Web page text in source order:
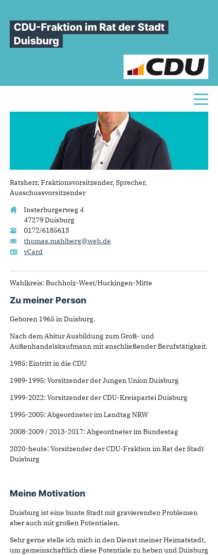
CDU-Fraktion im Rat der Stadt
Duisburg
Sie sind hier
ThomasMahlberg
Ratsherr, Fraktionsvorsitzender, Sprecher,
Ausschussvorsitzender
Insterburgerweg 4
47279 Duisburg
0172/6185613
thomas.mahlberg@web.de
vCard
Wahlkreis: Buchholz-West/Huckingen-Mitte
Zu meiner Person
Geboren 1965 in Duisburg.
Nach dem Abitur Ausbildung zum Groß- und
Außenhandelskaufmann mit anschließender Berufstätigkeit.
1985: Eintritt in die CDU
1989-1995: Vorsitzender der Jungen Union Duisburg
1999-2022: Vorsitzender der CDU-Kreispartei Duisburg
1995-2005: Abgeordneter im Landtag NRW
2008-2009 / 2013-2017: Abgeordneter im Bundestag
2020-heute: Vorsitzender der CDU-Fraktion im Rat der Stadt
Duisburg
Meine Motivation
Duisburg ist eine bunte Stadt mit gravierenden Problemen
aber auch mit großen Potentialen.
Sehr gerne stelle ich mich in den Dienst meiner Heimatstadt,
um gemeinschaftlich diese Potentiale zu heben und Duisburg